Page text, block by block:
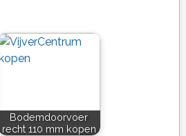
Bodemdoorvoer
recht 110 mm kopen